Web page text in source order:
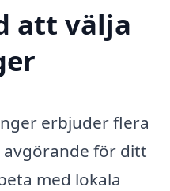
att välja
erbjuder flera
för ditt
med lokala